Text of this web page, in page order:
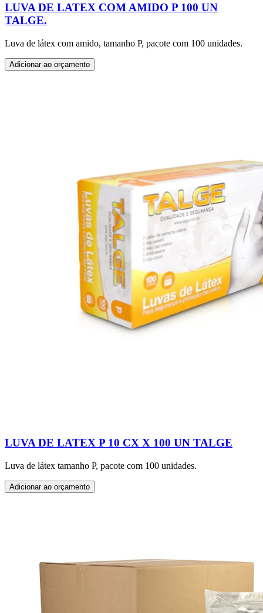
LUVA DE LATEX COM AMIDO P 100 UN
TALGE.
Luva de látex com amido, tamanho P, pacote com 100 unidades.
Adicionar ao orçamento
LUVA DE LATEX P 10 CX X 100 UN TALGE
Luva de látex tamanho P, pacote com 100 unidades.
Adicionar ao orçamento